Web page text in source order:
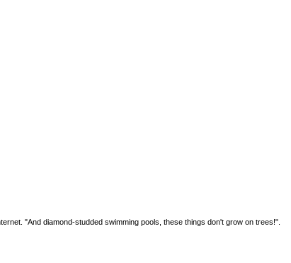
"And diamond-studded swimming pools, these things don't grow on trees!".